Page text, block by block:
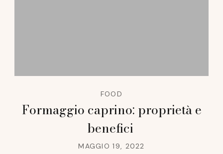
FOOD
Formaggio caprino: proprietà e
benefici
MAGGIO 19, 2022